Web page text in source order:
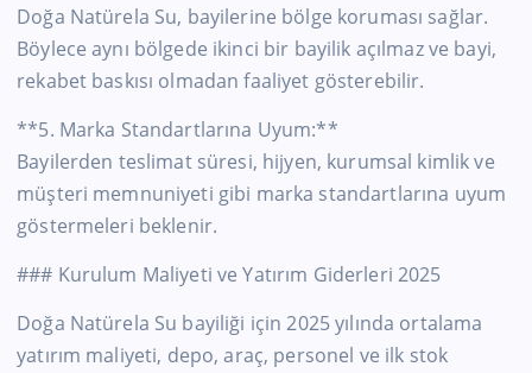
Doğa Natürela Su, bayilerine bölge koruması sağlar.
Böylece aynı bölgede ikinci bir bayilik açılmaz ve bayi,
rekabet baskısı olmadan faaliyet gösterebilir.
**5. Marka Standartlarına Uyum:**
Bayilerden teslimat süresi, hijyen, kurumsal kimlik ve
müşteri memnuniyeti gibi marka standartlarına uyum
göstermeleri beklenir.
### Kurulum Maliyeti ve Yatırım Giderleri 2025
Doğa Natürela Su bayiliği için 2025 yılında ortalama
yatırım maliyeti, depo, araç, personel ve ilk stok